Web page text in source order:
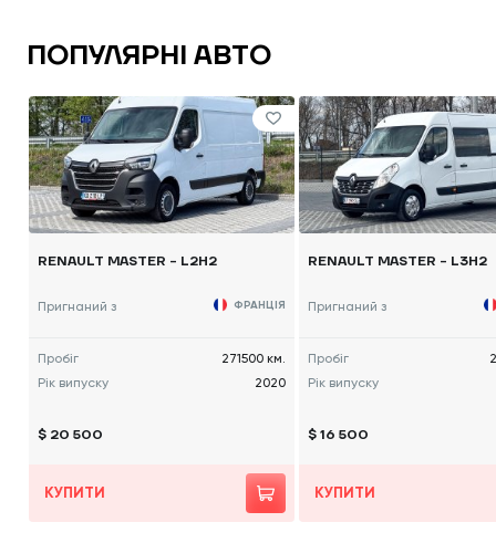
ПОПУЛЯРНІ АВТО
RENAULT MASTER - L2H2
Пригнаний з ФРАНЦІЯ
Пробіг
271500 км.
Рік випуску
2020
$ 20 500
КУПИТИ
RENAULT MASTER - L3H2
Пригнаний з
Пробіг
Рік випуску
$ 16 500
КУПИТИ